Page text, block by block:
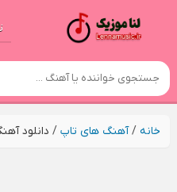
خانه/آهنگ های تاپ/ دانلود